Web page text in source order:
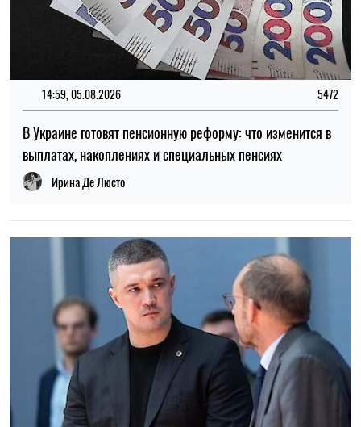
14:59, 05.08.2026 5472
В Украине готовят пенсионную реформу: что изменится в
выплатах, накоплениях и специальных пенсиях
Ирина Де Люсто